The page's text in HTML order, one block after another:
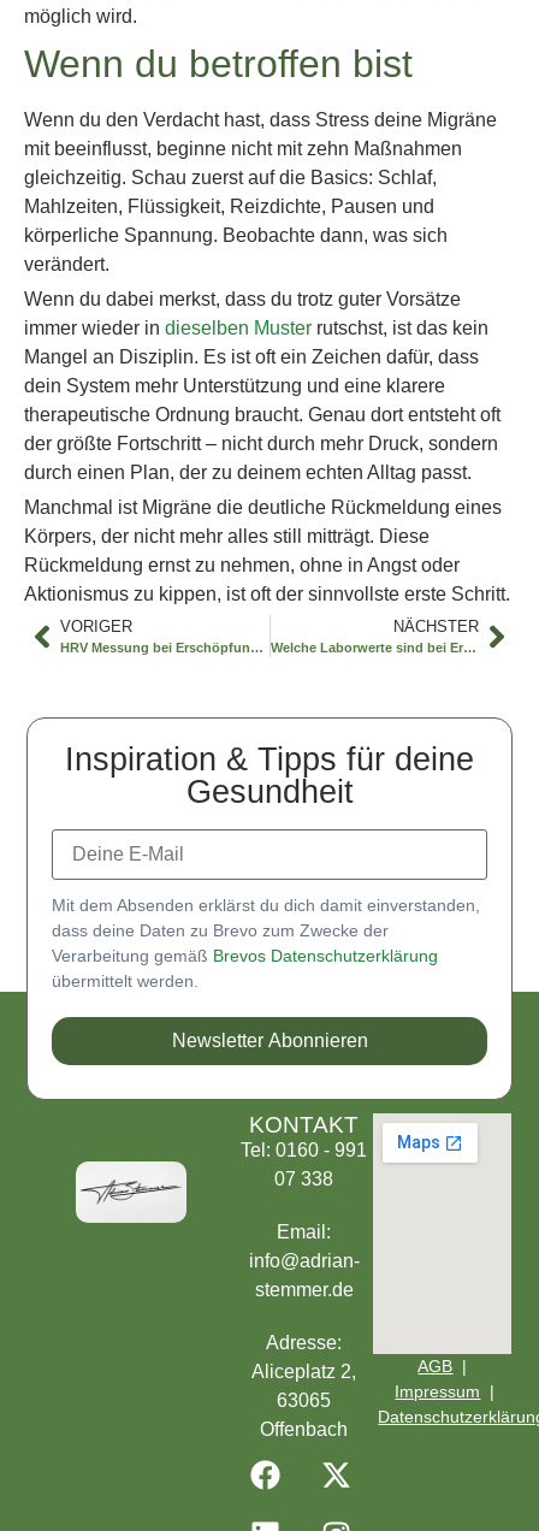
möglich wird.
Wenn du betroffen bist
Wenn du den Verdacht hast, dass Stress deine Migräne
mit beeinflusst, beginne nicht mit zehn Maßnahmen
gleichzeitig. Schau zuerst auf die Basics: Schlaf,
Mahlzeiten, Flüssigkeit, Reizdichte, Pausen und
körperliche Spannung. Beobachte dann, was sich
verändert.
Wenn du dabei merkst, dass du trotz guter Vorsätze
immer wieder in dieselben Muster rutschst, ist das kein
Mangel an Disziplin. Es ist oft ein Zeichen dafür, dass
dein System mehr Unterstützung und eine klarere
therapeutische Ordnung braucht. Genau dort entsteht oft
der größte Fortschritt – nicht durch mehr Druck, sondern
durch einen Plan, der zu deinem echten Alltag passt.
Manchmal ist Migräne die deutliche Rückmeldung eines
Körpers, der nicht mehr alles still mitträgt. Diese
Rückmeldung ernst zu nehmen, ohne in Angst oder
Aktionismus zu kippen, ist oft der sinnvollste erste Schritt.
VORIGER
HRV Messung bei Erschöpfung verstehen
NÄCHSTER
Welche Laborwerte sind bei Erschöpfung sinnvoll?
Inspiration & Tipps für deine
Gesundheit
Mit dem Absenden erklärst du dich damit einverstanden,
dass deine Daten zu Brevo zum Zwecke der
Verarbeitung gemäß Brevos Datenschutzerklärung
übermittelt werden.
Newsletter Abonnieren
KONTAKT
Tel: 0160 - 991
07 338
Email:
info@adrian-
stemmer.de
Adresse:
Aliceplatz 2,
63065
Offenbach
AGB |
Impressum |